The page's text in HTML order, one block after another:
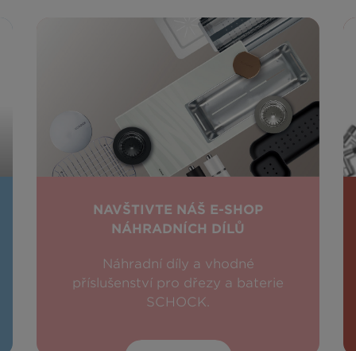
NAVŠTIVTE NÁŠ E-SHOP
NÁHRADNÍCH DÍLŮ
Náhradní díly a vhodné
příslušenství pro dřezy a baterie
SCHOCK.